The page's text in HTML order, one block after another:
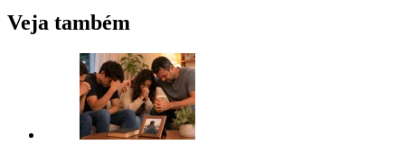
Veja também